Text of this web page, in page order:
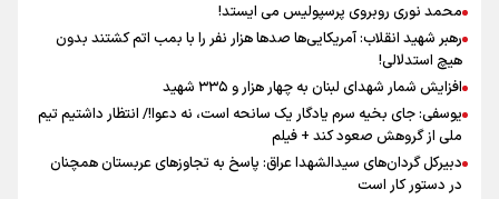
محمد نوری روبروی پرسپولیس می ایستد!
رهبر شهید انقلاب: آمریکایی‌ها صدها هزار نفر را با بمب اتم کشتند بدون
هیچ استدلالی!
افزایش شمار شهدای لبنان به چهار هزار و ۳۳۵ شهید
یوسفی: جای بخیه سرم یادگار یک سانحه است، نه دعوا!/ انتظار داشتیم تیم
ملی از گروهش صعود کند + فیلم
دبیرکل گردان‌های سیدالشهدا عراق: پاسخ به تجاوزهای عربستان همچنان
در دستور کار است